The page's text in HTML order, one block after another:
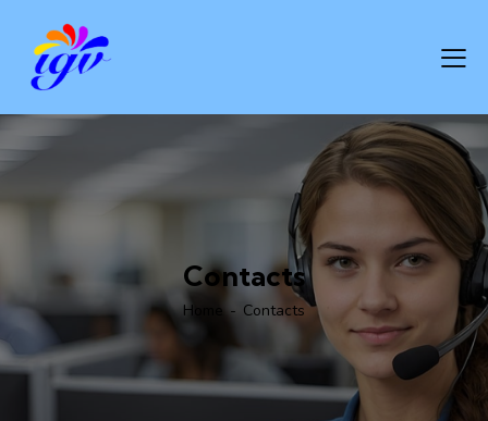
Contacts
Home Contacts